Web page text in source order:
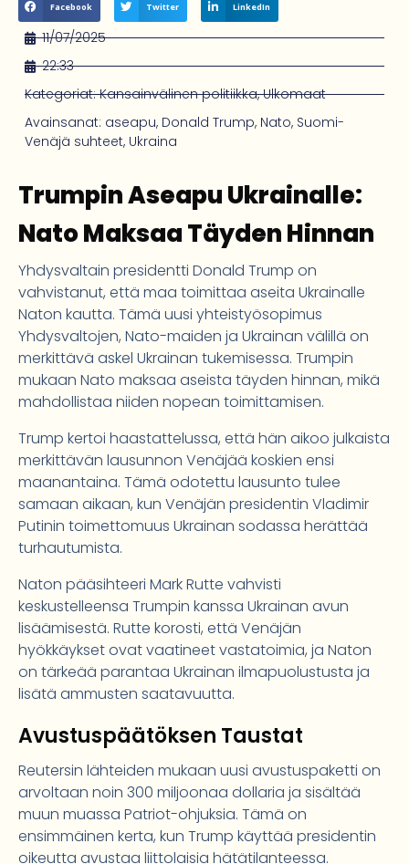
mutta muutti politiikan suunnan
Facebook Twitter LinkedIn
11/07/2025
22:33
Kategoriat: Kansainvälinen politiikka,Ulkomaat
Avainsanat: aseapu, Donald Trump, Nato, Suomi-
Venäjä suhteet, Ukraina
Trumpin Aseapu Ukrainalle:
Nato Maksaa Täyden Hinnan
Yhdysvaltain presidentti Donald Trump on
vahvistanut, että maa toimittaa aseita Ukrainalle
Naton kautta. Tämä uusi yhteistyösopimus
Yhdysvaltojen, Nato-maiden ja Ukrainan välillä on
merkittävä askel Ukrainan tukemisessa. Trumpin
mukaan Nato maksaa aseista täyden hinnan, mikä
mahdollistaa niiden nopean toimittamisen.
Trump kertoi haastattelussa, että hän aikoo julkaista
merkittävän lausunnon Venäjää koskien ensi
maanantaina. Tämä odotettu lausunto tulee
samaan aikaan, kun Venäjän presidentin Vladimir
Putinin toimettomuus Ukrainan sodassa herättää
turhautumista.
Naton pääsihteeri Mark Rutte vahvisti
keskustelleensa Trumpin kanssa Ukrainan avun
lisäämisestä. Rutte korosti, että Venäjän
hyökkäykset ovat vaatineet vastatoimia, ja Naton
on tärkeää parantaa Ukrainan ilmapuolustusta ja
lisätä ammusten saatavuutta.
Avustuspäätöksen Taustat
Reutersin lähteiden mukaan uusi avustuspaketti on
arvoltaan noin 300 miljoonaa dollaria ja sisältää
muun muassa Patriot-ohjuksia. Tämä on
ensimmäinen kerta, kun Trump käyttää presidentin
oikeutta avustaa liittolaisia hätätilanteessa.